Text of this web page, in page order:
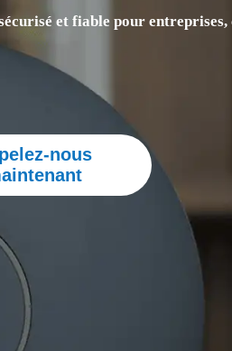
et fiable pour
nous